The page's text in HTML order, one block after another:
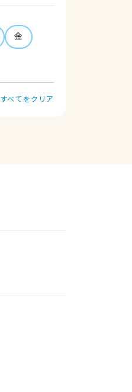
金
すべてをクリア